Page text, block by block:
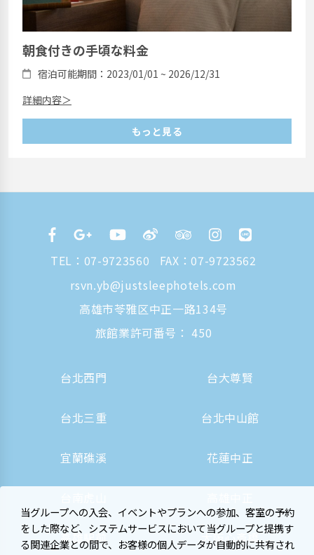
朝食付きの手頃な料金
宿泊可能期間：2023/01/01 ~ 2026/12/31
詳細内容＞
もっと見る
TEL： 07-9723560
FAX：07-9723562
rsvn.yb@justsleephotels.com
高雄市苓雅区中正一路134号
旅館業許可番号： 450
台北西門 台大尊賢
台北三重 台北中山館
宜蘭礁溪 花蓮中正
高雄駅前 大阪心斎橋
当グループへの入会、イベントやプランへの参加、客室の予約
をした際など、システムサービスにおいて当グループと提携す
る関連企業との間で、お客様の個人データが自動的に共有され